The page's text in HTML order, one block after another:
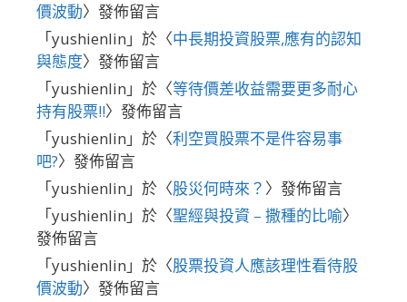
價波動〉發佈留言
「yushienlin 」於〈中長期投資股票,應有的認知
與態度〉發佈留言
「yushienlin 」於〈等待價差收益需要更多耐心
持有股票!!〉發佈留言
「yushienlin 」於〈利空買股票不是件容易事
吧?〉發佈留言
「yushienlin 」於〈股災何時來？ 〉發佈留言
「yushienlin 」於〈聖經與投資 – 撒種的比喻〉
發佈留言
「yushienlin 」於〈股票投資人應該理性看待股
價波動〉發佈留言